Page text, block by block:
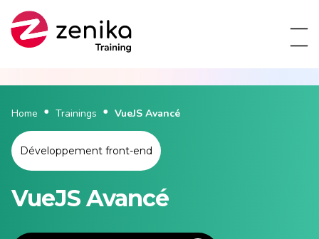
Home Trainings VueJS Avancé
Développement front-end
VueJS Avancé